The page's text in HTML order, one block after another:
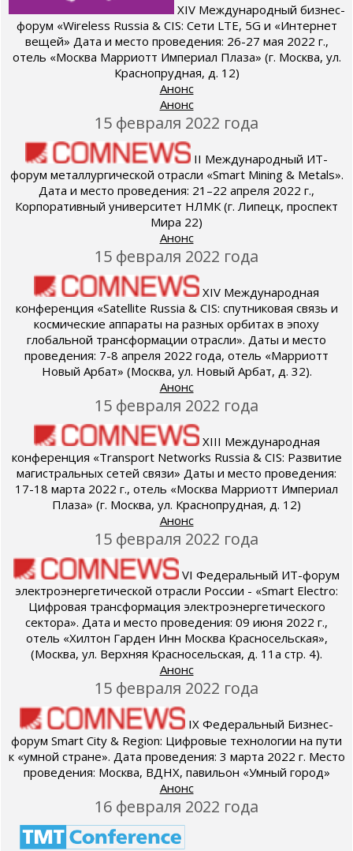
XIV Международный бизнес-
форум «Wireless Russia & CIS: Сети LTE, 5G и «Интернет
вещей» Дата и место проведения: 26-27 мая 2022 г.,
отель «Москва Марриотт Империал Плаза» (г. Москва, ул.
Краснопрудная, д. 12)
Анонс
Анонс
15 февраля 2022 года
II Международный ИТ-
форум металлургической отрасли «Smart Mining & Metals».
Дата и место проведения: 21–22 апреля 2022 г.,
Корпоративный университет НЛМК (г. Липецк, проспект
Мира 22)
Анонс
15 февраля 2022 года
XIV Международная
конференция «Satellite Russia & CIS: спутниковая связь и
космические аппараты на разных орбитах в эпоху
глобальной трансформации отрасли». Даты и место
проведения: 7-8 апреля 2022 года, отель «Марриотт
Новый Арбат» (Москва, ул. Новый Арбат, д. 32).
Анонс
15 февраля 2022 года
XIII Международная
конференция «Transport Networks Russia & CIS: Развитие
магистральных сетей связи» Даты и место проведения:
17-18 марта 2022 г., отель «Москва Марриотт Империал
Плаза» (г. Москва, ул. Краснопрудная, д. 12)
Анонс
15 февраля 2022 года
VI Федеральный ИТ-форум
электроэнергетической отрасли России - «Smart Electro:
Цифровая трансформация электроэнергетического
сектора». Дата и место проведения: 09 июня 2022 г.,
отель «Хилтон Гарден Инн Москва Красносельская»,
(Москва, ул. Верхняя Красносельская, д. 11a стр. 4).
Анонс
15 февраля 2022 года
IX Федеральный Бизнес-
форум Smart City & Region: Цифровые технологии на пути
к «умной стране». Дата проведения: 3 марта 2022 г. Место
проведения: Москва, ВДНХ, павильон «Умный город»
Анонс
16 февраля 2022 года